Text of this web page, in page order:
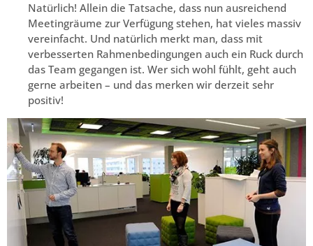
Natürlich! Allein die Tatsache, dass nun ausreichend
Meetingräume zur Verfügung stehen, hat vieles massiv
vereinfacht. Und natürlich merkt man, dass mit
verbesserten Rahmenbedingungen auch ein Ruck durch
das Team gegangen ist. Wer sich wohl fühlt, geht auch
gerne arbeiten – und das merken wir derzeit sehr
positiv!